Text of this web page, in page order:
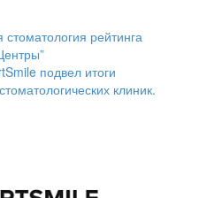
рейтинга
подвел итоги
клиник.